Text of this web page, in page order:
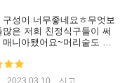
구성이 너무좋네요ㅎ무엇보
많은 저희 친정식구들이 써
매니아됐어요~머리숱도 많
키게돼요앞으로도 좋은가
구성 부탁드려요
2023.03.10 신고